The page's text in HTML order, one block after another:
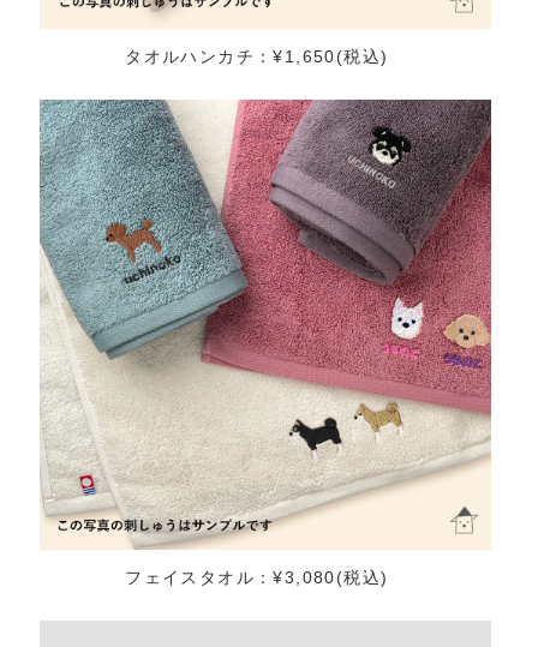
タオルハンカチ：¥1,650(税込)
フェイスタオル：¥3,080(税込)